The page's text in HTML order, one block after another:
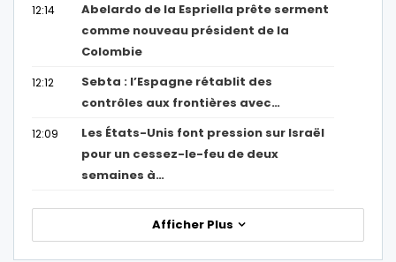
12:14
Abelardo de la Espriella prête serment
comme nouveau président de la
Colombie
12:12
Sebta : l’Espagne rétablit des
contrôles aux frontières avec…
12:09
Les États-Unis font pression sur Israël
pour un cessez-le-feu de deux
semaines à…
Afficher Plus